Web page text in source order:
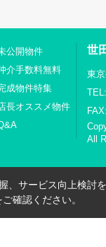
公開物件
介手数料無料
成物件特集
長オススメ物件
世
東
All
、サービス向上検討
ご確認ください。